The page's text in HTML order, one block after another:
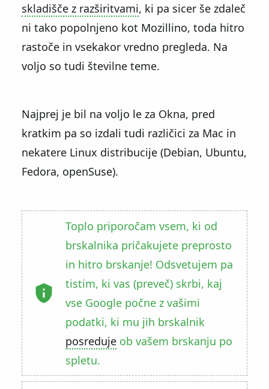
skladišče z razširitvami, ki pa sicer še zdaleč
ni tako popolnjeno kot Mozillino, toda hitro
rastoče in vsekakor vredno pregleda. Na
voljo so tudi številne teme.
Najprej je bil na voljo le za Okna, pred
kratkim pa so izdali tudi različici za Mac in
nekatere Linux distribucije (Debian, Ubuntu,
Fedora, openSuse).
Toplo priporočam vsem, ki od
brskalnika pričakujete preprosto
in hitro brskanje! Odsvetujem pa
tistim, ki vas (preveč) skrbi, kaj
vse Google počne z vašimi
podatki, ki mu jih brskalnik
posredujeob vašem brskanju po
spletu.